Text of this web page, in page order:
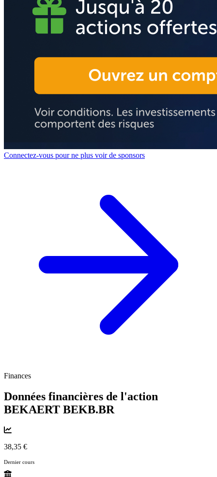
Connectez-vous pour ne plus voir de sponsors
Finances
Données financières de l'action
BEKAERT BEKB.BR
38,35 €
Dernier cours